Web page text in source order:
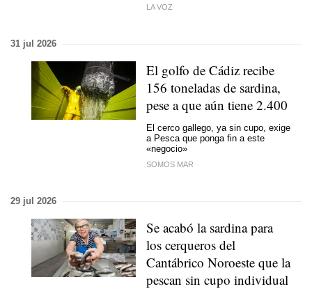
LA VOZ
31 jul 2026
El golfo de Cádiz recibe
156 toneladas de sardina,
pese a que aún tiene 2.400
El cerco gallego, ya sin cupo, exige
a Pesca que ponga fin a este
«negocio»
SOMOS MAR
29 jul 2026
Se acabó la sardina para
los cerqueros del
Cantábrico Noroeste que la
pescan sin cupo individual